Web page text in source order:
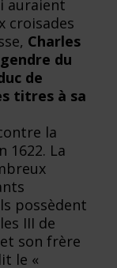
auraient
croisades
Charles
du
de
titres à sa
la
1622. La
possèdent
III de
son frère
le «